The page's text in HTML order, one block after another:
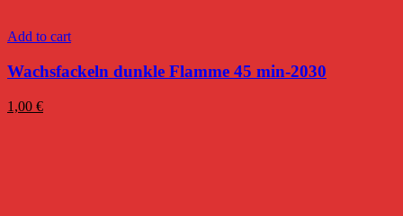
Add to cart
Wachsfackeln dunkle Flamme 45 min-2030
1,00 €